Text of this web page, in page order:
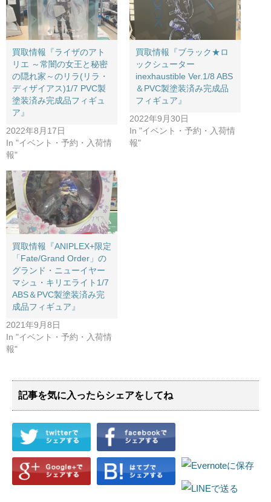
買取情報『ライザのアト
リエ ​～常闇の女王と秘密
の隠れ家～のリラ(リラ・
ディザイアス)1/7 ​PVC製
塗装済み完成品フィギュ
ア』
2022年8月17日
In "イベント・予約・入荷情
報"
買取情報『ブラック★ロ
ックシューター​
inexhaustible ​Ver.​1/8 ​ABS
＆PVC製塗装済み完成品
フィギュア』
2022年9月30日
In "イベント・予約・入荷情
報"
買取情報『ANIPLEX+限定
「Fate/Grand ​Order」の
グランド・ニューイヤー ​
マシュ・キリエライト​1/7 ​
ABS＆PVC製塗装済み完
成品フィギュア』
2021年9月8日
In "イベント・予約・入荷情
報"
記事を気に入ったらシェアをしてね